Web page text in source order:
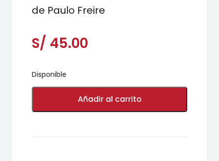
de Paulo Freire
S/ 45.00
Disponible
LA
IMPORTANCIA
DE
Añadir al carrito